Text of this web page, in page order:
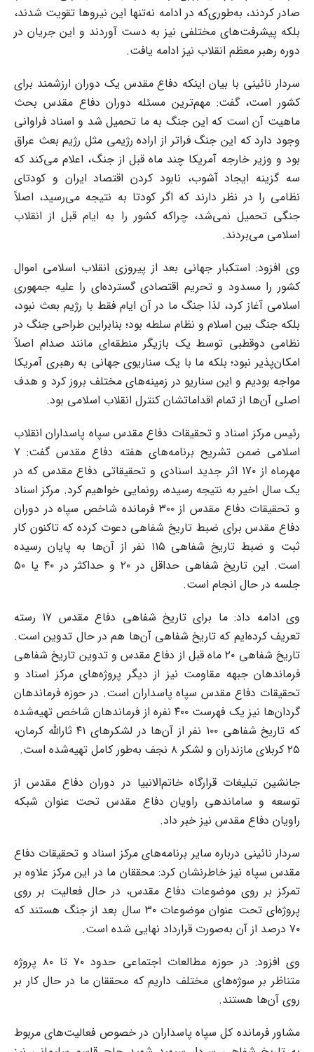
صادر کردند، به‌طوری‌که در ادامه نه‌تنها این نیرو‌ها تقویت شدند،
بلکه پیشرفت‌های مختلفی نیز به دست آوردند و این جریان در
دوره رهبر معظم انقلاب نیز ادامه یافت.
سردار نائینی با بیان اینکه دفاع مقدس یک دوران ارزشمند برای
کشور است، گفت: مهم‌ترین مسئله دوران دفاع مقدس بحث
ماهیت آن است که این جنگ به ما تحمیل شد و اسناد فراوانی
وجود دارد که این جنگ فراتر از اراده رژیمی مثل رژیم بعث عراق
بود و وزیر خارجه آمریکا چند ماه قبل از جنگ، اعلام می‌کند که
سه گزینه ایجاد آشوب، نابود کردن اقتصاد ایران و کودتای
نظامی را در نظر دارند که اگر کودتا به نتیجه می‌رسید، اصلاً
جنگی تحمیل نمی‌شد، چراکه کشور را به ایام قبل از انقلاب
اسلامی می‌بردند.
وی افزود: استکبار جهانی بعد از پیروزی انقلاب اسلامی اموال
کشور را مسدود و تحریم اقتصادی گسترده‌ای را علیه جمهوری
اسلامی آغاز کرد، لذا جنگ ما در آن ایام فقط با رژیم بعث نبود،
بلکه جنگ بین اسلام و نظام سلطه بود؛ بنابراین طراحی جنگ در
نظامی دوقطبی توسط یک بازیگر منطقه‌ای مانند صدام اصلاً
امکان‌پذیر نبود؛ بلکه ما با یک سناریوی جهانی به رهبری آمریکا
مواجه بودیم و این سناریو در زمینه‌های مختلف بروز کرد و هدف
اصلی آن‌ها از تمام اقداماتشان کنترل انقلاب اسلامی بود.
رئیس مرکز اسناد و تحقیقات دفاع مقدس سپاه پاسداران انقلاب
اسلامی ضمن تشریح برنامه‌های هفته دفاع مقدس گفت: ٧
مهرماه از ١٧٠ اثر جدید اسنادی و تحقیقاتی دفاع مقدس که در
یک سال اخیر به نتیجه رسیده، رونمایی خواهیم کرد. مرکز اسناد
و تحقیقات دفاع مقدس از ٣٠٠ فرمانده شاخص سپاه در دوران
دفاع مقدس برای ضبط تاریخ شفاهی دعوت کرده که تاکنون کار
ثبت و ضبط تاریخ شفاهی ١١۵ نفر از آن‌ها به پایان رسیده
است. این تاریخ شفاهی حداقل در ٢٠ و حداکثر در ۴٠ یا ۵٠
جلسه در حال انجام است.
وی ادامه داد: ما برای تاریخ شفاهی دفاع مقدس ١٧ رسته
تعریف کرده‌ایم که تاریخ شفاهی آن‌ها هم در حال تدوین است.
تاریخ شفاهی ٢٠ ماه قبل از دفاع مقدس و تدوین تاریخ شفاهی
فرماندهان جبهه مقاومت نیز از دیگر پروژه‌های مرکز اسناد و
تحقیقات دفاع مقدس سپاه پاسداران است. در حوزه فرماندهان
گردان‌ها نیز یک فهرست ۴٠٠ نفره از فرماندهان شاخص تهیه‌شده
که تاریخ شفاهی ١٠٠ نفر از آن‌ها در لشکر‌های ۴١ ثارالله کرمان،
٢۵ کربلای مازندران و لشکر ٨ نجف به‌طور کامل تهیه‌شده است.
جانشین تبلیغات قرارگاه خاتم‌الانبیا در دوران دفاع مقدس از
توسعه و ساماندهی راویان دفاع مقدس تحت عنوان شبکه
راویان دفاع مقدس نیز خبر داد.
سردار نائینی درباره سایر برنامه‌های مرکز اسناد و تحقیقات دفاع
مقدس سپاه نیز خاطرنشان کرد: محققان ما در این مرکز علاوه بر
تمرکز بر روی موضوعات دفاع مقدس، در حال فعالیت بر روی
پروژه‌ای تحت عنوان موضوعات ٣٠ سال بعد از جنگ هستند که
٧٠ درصد از آن به‌صورت قرارداد نهایی شده است.
وی افزود: در حوزه مطالعات اجتماعی حدود ٧٠ تا ٨٠ پروژه
متناظر بر سوژه‌های مختلف داریم که محققان ما در حال کار بر
روی آن‌ها هستند.
مشاور فرمانده کل سپاه پاسداران در خصوص فعالیت‌های مربوط